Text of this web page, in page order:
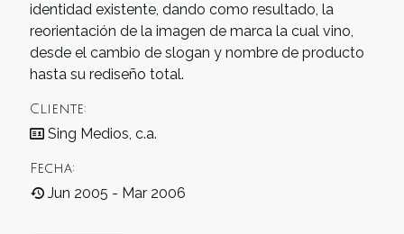
identidad existente, dando como resultado, la
reorientación de la imagen de marca la cual vino,
desde el cambio de slogan y nombre de producto
hasta su rediseño total.
Cliente:
Sing Medios, c.a.
Fecha:
Jun 2005 - Mar 2006